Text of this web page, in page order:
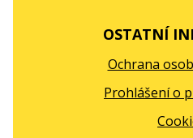
OSTATNÍ
Ochrana
Prohlášení o